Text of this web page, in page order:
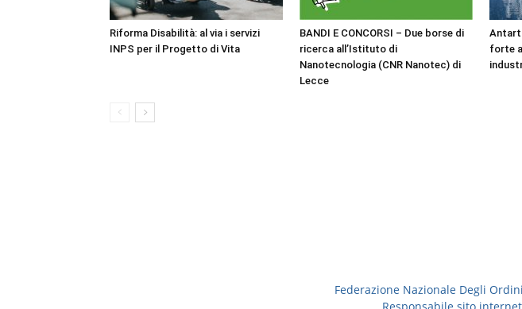
Riforma Disabilità: al via i servizi
INPS per il Progetto di Vita
BANDI E CONCORSI – Due borse di
ricerca all’Istituto di
Nanotecnologia (CNR Nanotec) di
Lecce
forte
Federazione Nazionale Degli